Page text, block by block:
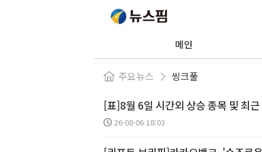
메인
주요뉴스 씽크풀
[표]8월 6일 시간외 상승 종목 및 최
26-08-06 18:03